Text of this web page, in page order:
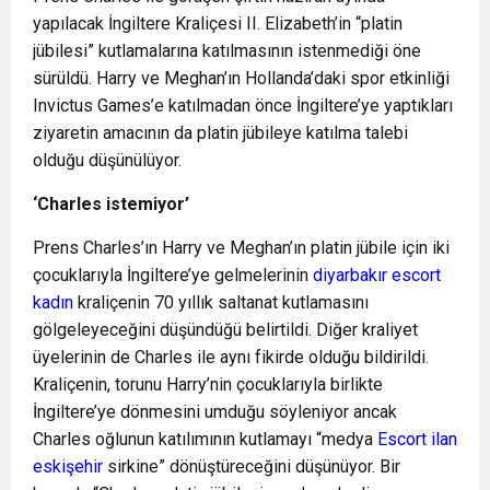
yapılacak İngiltere Kraliçesi II. Elizabeth’in “platin
jübilesi” kutlamalarına katılmasının istenmediği öne
sürüldü. Harry ve Meghan’ın Hollanda’daki spor etkinliği
Invictus Games’e katılmadan önce İngiltere’ye yaptıkları
ziyaretin amacının da platin jübileye katılma talebi
olduğu düşünülüyor.
‘Charles istemiyor’
Prens Charles’ın Harry ve Meghan’ın platin jübile için iki
çocuklarıyla İngiltere’ye gelmelerinin diyarbakır escort
kadın kraliçenin 70 yıllık saltanat kutlamasını
gölgeleyeceğini düşündüğü belirtildi. Diğer kraliyet
üyelerinin de Charles ile aynı fikirde olduğu bildirildi.
Kraliçenin, torunu Harry’nin çocuklarıyla birlikte
İngiltere’ye dönmesini umduğu söyleniyor ancak
Charles oğlunun katılımının kutlamayı “medya Escort ilan
eskişehir sirkine” dönüştüreceğini düşünüyor. Bir